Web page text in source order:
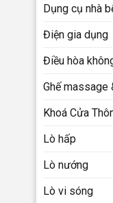
Dụng cụ nhà
Điện gia dụng
Điều hòa
Ghế massage
Khoá Cửa
Lò hấp
Lò nướng
Lò vi sóng